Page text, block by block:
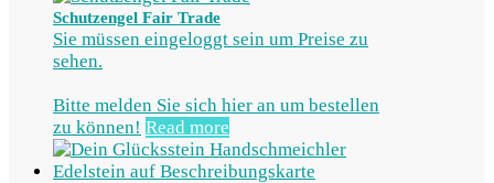
Schutzengel Fair Trade
Sie müssen eingeloggt sein um Preise zu
sehen.
Bitte melden Sie sich hier an um bestellen
zu können! Read more